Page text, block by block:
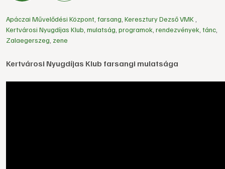
Apáczai Művelődési Központ farsang Keresztury Dezső VMK
Kertvárosi Nyugdíjas Klub mulatság programok rendezvények tánc
Zalaegerszeg zene
Kertvárosi Nyugdíjas Klub farsangi mulatsága